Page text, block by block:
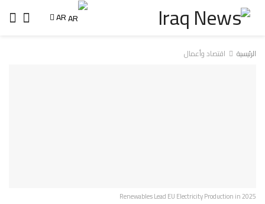
AR
الرئيسية اقتصاد وأعمال
Renewables Lead EU Electricity Production in 2025